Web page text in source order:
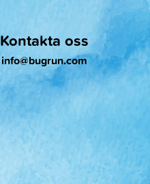
Kontakta oss
info@bugrun.com